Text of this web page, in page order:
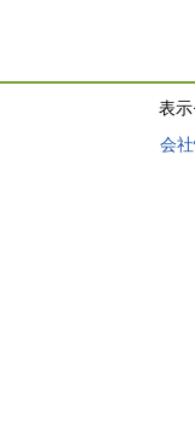
表示
会